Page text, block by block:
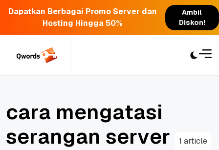
Dapatkan Berbagai Promo Server dan
Hosting Hingga 50%
Ambil
Diskon!
cara mengatasi
serangan server 1 article